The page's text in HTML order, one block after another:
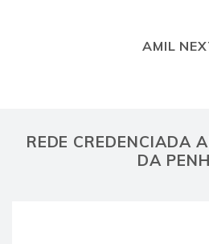
AMIL
REDE CREDENCIADA
DA